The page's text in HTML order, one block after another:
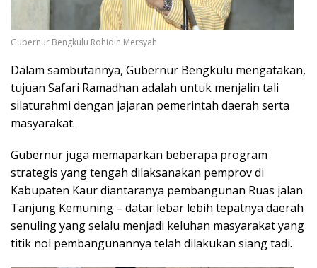
Gubernur Bengkulu Rohidin Mersyah
Dalam sambutannya, Gubernur Bengkulu mengatakan,
tujuan Safari Ramadhan adalah untuk menjalin tali
silaturahmi dengan jajaran pemerintah daerah serta
masyarakat.
Gubernur juga memaparkan beberapa program
strategis yang tengah dilaksanakan pemprov di
Kabupaten Kaur diantaranya pembangunan Ruas jalan
Tanjung Kemuning – datar lebar lebih tepatnya daerah
senuling yang selalu menjadi keluhan masyarakat yang
titik nol pembangunannya telah dilakukan siang tadi.